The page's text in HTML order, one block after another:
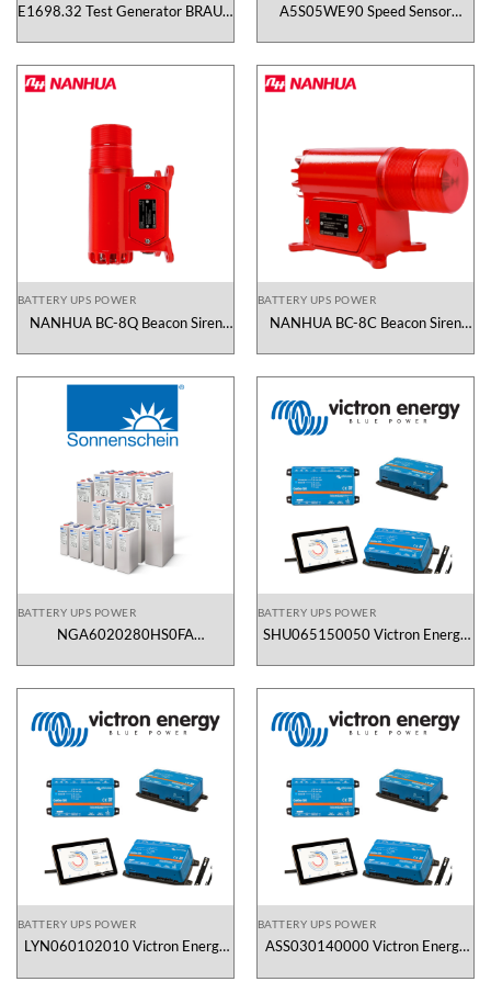
E1698.32 Test Generator BRAUN
A5S05WE90 Speed Sensor
BATTERY UPS POWER
NANHUA BC-8Q Beacon Siren
BATTERY UPS POWER
NANHUA BC-8C Beacon Siren
BATTERY UPS POWER
NGA6020280HS0FA
BATTERY UPS POWER
SHU065150050 Victron Energy
BATTERY UPS POWER
LYN060102010 Victron Energy
BATTERY UPS POWER
ASS030140000 Victron Energy